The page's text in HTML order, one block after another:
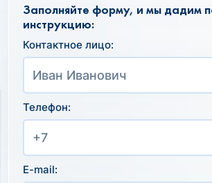
Заполняйте форму, и мы дадим
инструкцию:
Контактное лицо:
Телефон:
E-mail: